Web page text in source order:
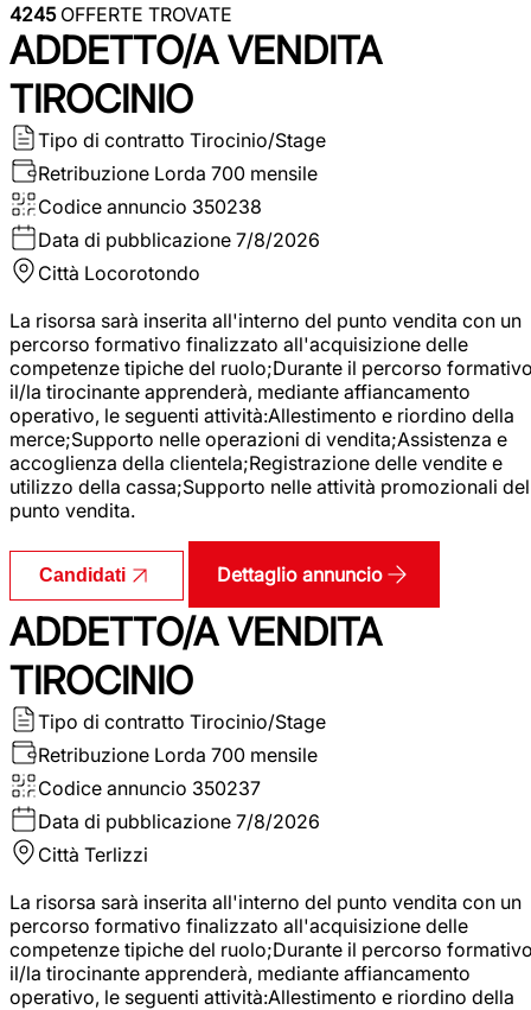
4245OFFERTE TROVATE
ADDETTO/A VENDITA
TIROCINIO
Tipo di contratto Tirocinio/Stage
Retribuzione Lorda 700 mensile
Codice annuncio 350238
Data di pubblicazione 7/8/2026
Città Locorotondo
La risorsa sarà inserita all'interno del punto vendita con un
percorso formativo finalizzato all'acquisizione delle
competenze tipiche del ruolo;Durante il percorso
il/la tirocinante apprenderà, mediante affiancamento
operativo, le seguenti attività:Allestimento e riordino della
merce;Supporto nelle operazioni di vendita;Assistenza e
accoglienza della clientela;Registrazione delle vendite e
utilizzo della cassa;Supporto nelle attività promozionali del
punto vendita.
Candidati Dettaglio annuncio
ADDETTO/A VENDITA
TIROCINIO
Tipo di contratto Tirocinio/Stage
Retribuzione Lorda 700 mensile
Codice annuncio 350237
Data di pubblicazione 7/8/2026
Città Terlizzi
La risorsa sarà inserita all'interno del punto vendita con un
percorso formativo finalizzato all'acquisizione delle
competenze tipiche del ruolo;Durante il percorso
il/la tirocinante apprenderà, mediante affiancamento
operativo, le seguenti attività:Allestimento e riordino della